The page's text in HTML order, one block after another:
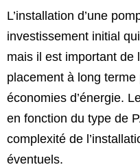
L’installation d’une
investissement initial
mais il est important de
placement à long
économies d’énergie.
en fonction du type de
complexité de
éventuels.